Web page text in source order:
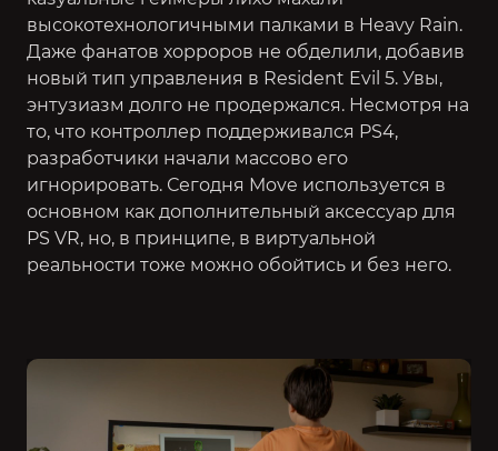
высокотехнологичными палками в Heavy Rain.
Даже фанатов хорроров не обделили, добавив
новый тип управления в Resident Evil 5. Увы,
энтузиазм долго не продержался. Несмотря на
то, что контроллер поддерживался PS4,
разработчики начали массово его
игнорировать. Сегодня Move используется в
основном как дополнительный аксессуар для
PS VR, но, в принципе, в виртуальной
реальности тоже можно обойтись и без него.